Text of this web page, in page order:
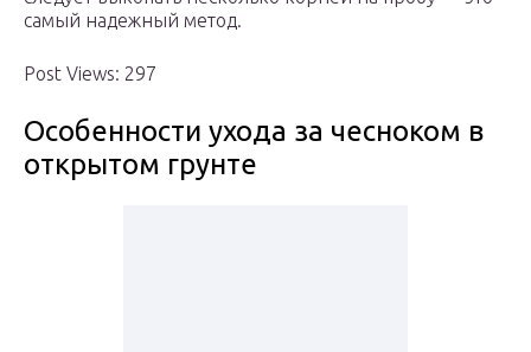
самый надежный метод.
Post Views: 297
Особенности ухода за чесноком в
открытом грунте